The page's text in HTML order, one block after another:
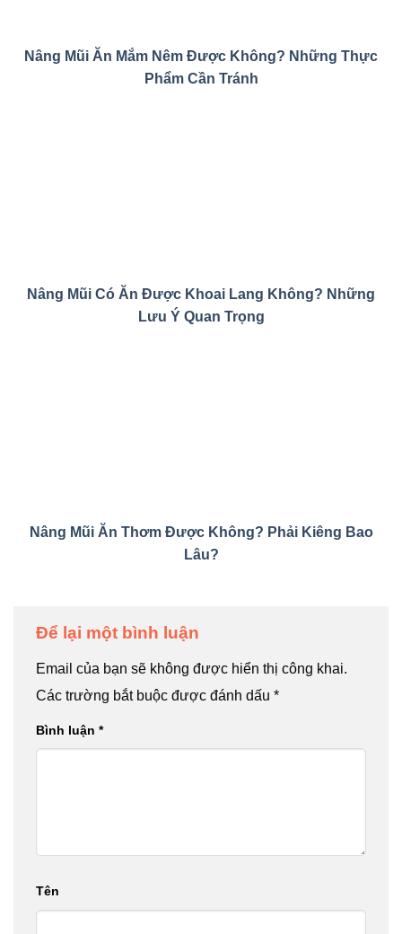
Nâng Mũi Ăn Mắm Nêm Được Không? Những Thực
Phẩm Cần Tránh
Nâng Mũi Có Ăn Được Khoai Lang Không? Những
Lưu Ý Quan Trọng
Nâng Mũi Ăn Thơm Được Không? Phải Kiêng Bao
Lâu?
Để lại một bình luận
Email của bạn sẽ không được hiển thị công khai.
Các trường bắt buộc được đánh dấu *
Bình luận *
Tên